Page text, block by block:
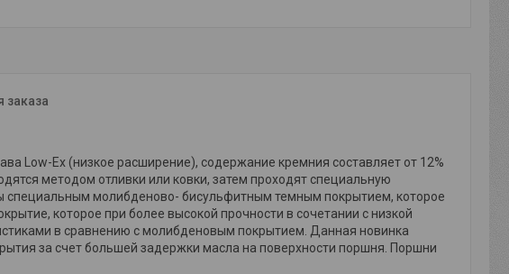
Low-Ex (низкое расширение), содержание кремния составляет от 12%
методом отливки или ковки, затем проходят специальную
специальным молибденово- бисульфитным темным покрытием, которое
которое при более высокой прочности в сочетании с низкой
в сравнению с молибденовым покрытием. Данная новинка
за счет большей задержки масла на поверхности поршня. Поршни